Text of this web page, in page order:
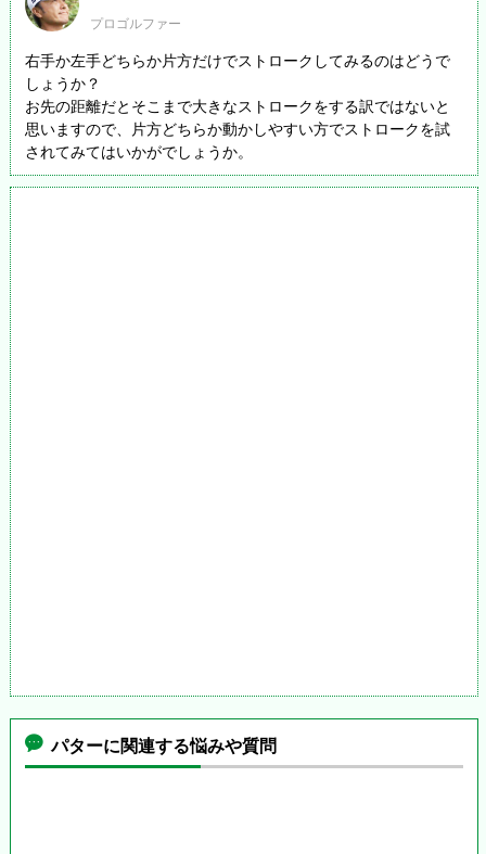
プロゴルファー
右手か左手どちらか片方だけでストロークしてみるのはどうで
しょうか？
お先の距離だとそこまで大きなストロークをする訳ではないと
思いますので、片方どちらか動かしやすい方でストロークを試
されてみてはいかがでしょうか。
パターに関連する悩みや質問